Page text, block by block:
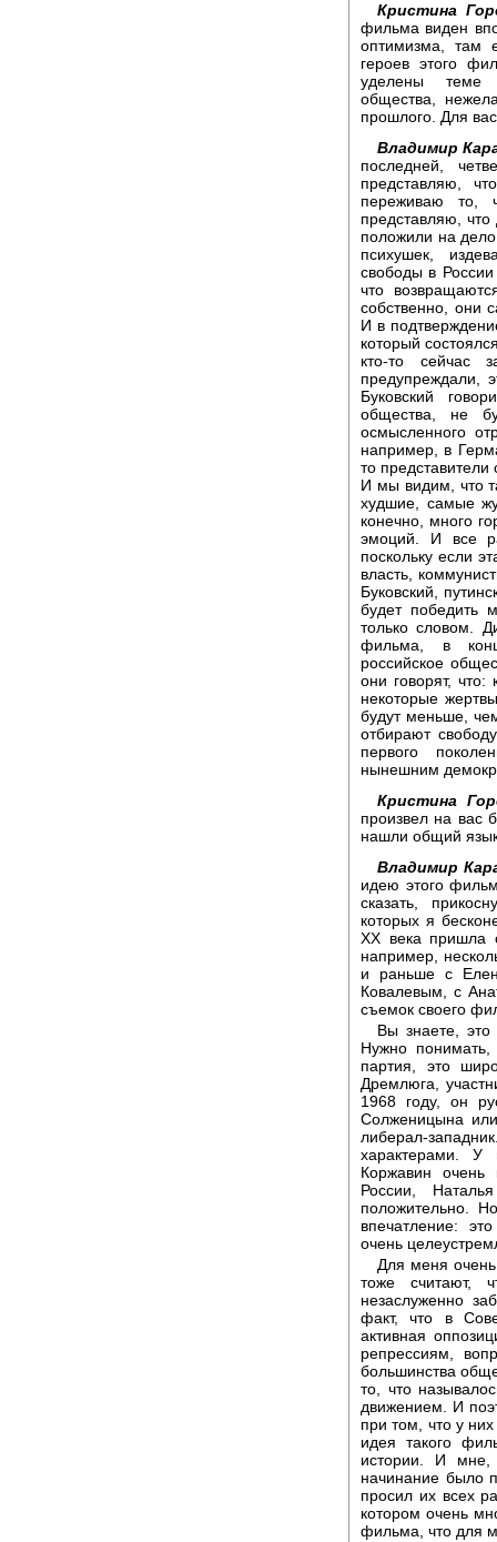
Кристина
фильма виден
оптимизма, там
героев этого
уделены теме
общества,
прошлого. Для
Владимир
последней,
представляю,
переживаю то,
представляю,
положили на
психушек,
свободы в
что
собственно, они
И в
который
кто-то сейчас
предупреждали,
Буковский
общества, не
осмысленного
например, в
то представители
И мы видим, что
худшие, самые
конечно, много
эмоций. И все
поскольку если
власть,
Буковский,
будет победить
только словом.
фильма, в
российское
они говорят, что:
некоторые
будут меньше,
отбирают
первого
нынешним
Кристина
произвел на вас
нашли общий
Владимир
идею этого
сказать,
которых я
XX века пришла
например,
и раньше с
Ковалевым, с
съемок своего
Вы знаете,
Нужно понимать,
партия, это
Дремлюга,
1968 году, он
Солженицына
либерал-
характерами. У
Коржавин очень
России,
положительно.
впечатление:
очень
Для меня
тоже считают,
незаслуженно
факт, что в
активная
репрессиям,
большинства
то, что
движением. И
при том, что у
идея такого
истории. И
начинание было
просил их всех
котором очень
фильма, что для